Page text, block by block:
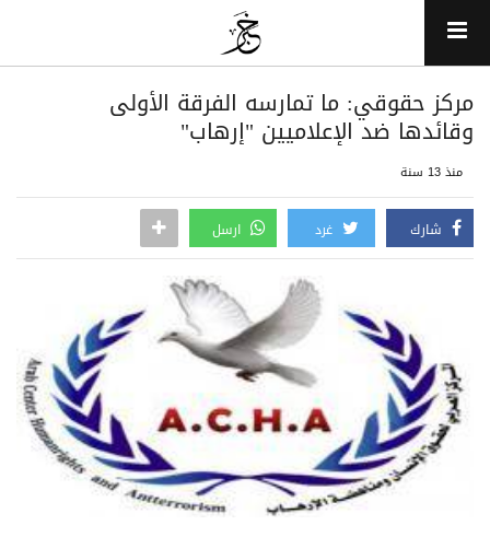
مركز حقوقي: ما تمارسه الفرقة الأولى
وقائدها ضد الإعلاميين "إرهاب"
منذ 13 سنة
شارك غرد ارسل